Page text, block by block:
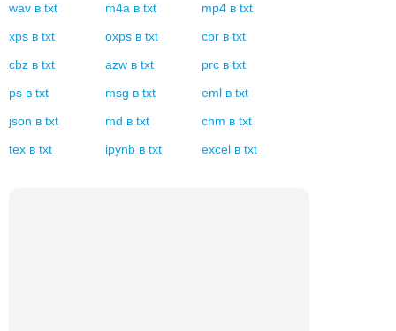
wav в txt m4a в txt mp4 в txt
xps в txt oxps в txt cbr в txt
cbz в txt azw в txt prc в txt
ps в txt msg в txt eml в txt
json в txt md в txt chm в txt
tex в txt ipynb в txt excel в txt